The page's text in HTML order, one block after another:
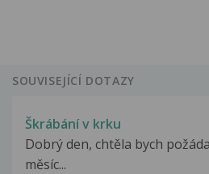
SOUVISEJÍCÍ DOTAZY
Škrábání v krku
Dobrý den, chtěla bych
měsíc...